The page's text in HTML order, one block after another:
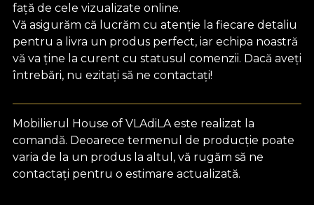
față de cele vizualizate online.
Vă asigurăm că lucrăm cu atenție la fiecare detaliu
pentru a livra un produs perfect, iar echipa noastră
vă va ține la curent cu statusul comenzii. Dacă aveți
întrebări, nu ezitați să ne contactați!
Mobilierul House of VLAdiLA este realizat la
comandă. Deoarece termenul de producție poate
varia de la un produs la altul, vă rugăm să ne
contactați pentru o estimare actualizată.